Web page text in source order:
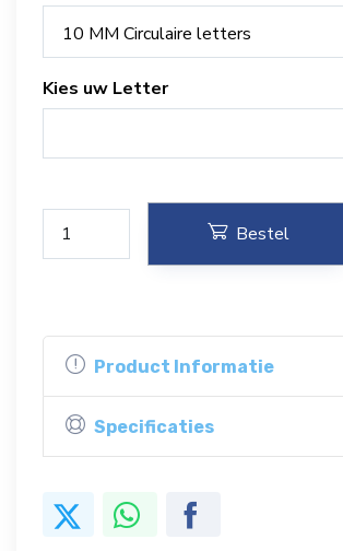
10 MM Circulaire letters
Kies uw Letter
Bestel
Product Informatie
Specificaties